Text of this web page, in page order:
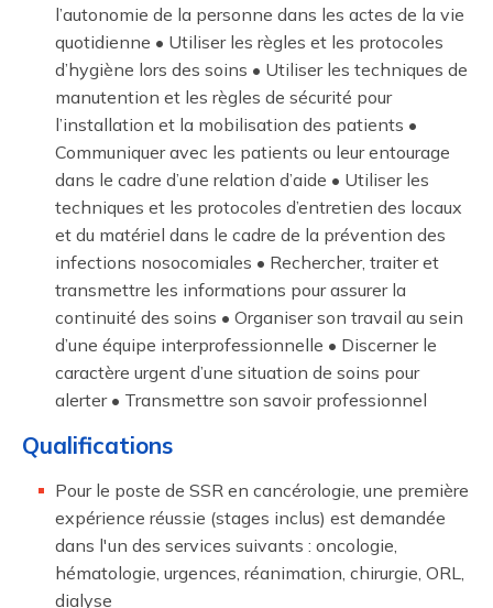
l’autonomie de la personne dans les actes de la vie
quotidienne • Utiliser les règles et les protocoles
d’hygiène lors des soins • Utiliser les techniques de
manutention et les règles de sécurité pour
l’installation et la mobilisation des patients •
Communiquer avec les patients ou leur entourage
dans le cadre d’une relation d’aide • Utiliser les
techniques et les protocoles d’entretien des locaux
et du matériel dans le cadre de la prévention des
infections nosocomiales • Rechercher, traiter et
transmettre les informations pour assurer la
continuité des soins • Organiser son travail au sein
d’une équipe interprofessionnelle • Discerner le
caractère urgent d’une situation de soins pour
alerter • Transmettre son savoir professionnel
Qualifications
Pour le poste de SSR en cancérologie, une première
expérience réussie (stages inclus) est demandée
dans l'un des services suivants : oncologie,
hématologie, urgences, réanimation, chirurgie, ORL,
dialyse